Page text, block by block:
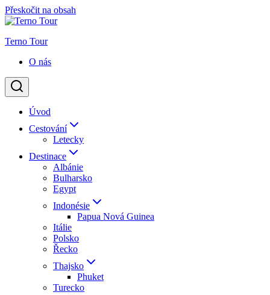
Přeskočit na obsah
Terno Tour
O nás
Úvod
Cestování
Letecky
Destinace
Albánie
Bulharsko
Egypt
Indonésie
Papua Nová Guinea
Itálie
Polsko
Řecko
Thajsko
Phuket
Turecko